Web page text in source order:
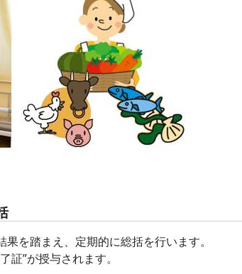
果を踏まえ、定期的に総括を行います。
証”が授与されます。